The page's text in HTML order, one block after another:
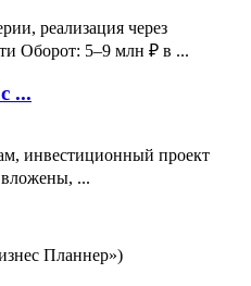
реализация через
Оборот: 5–9 млн ₽ в ...
...
инвестиционный проект
...
Планнер»)